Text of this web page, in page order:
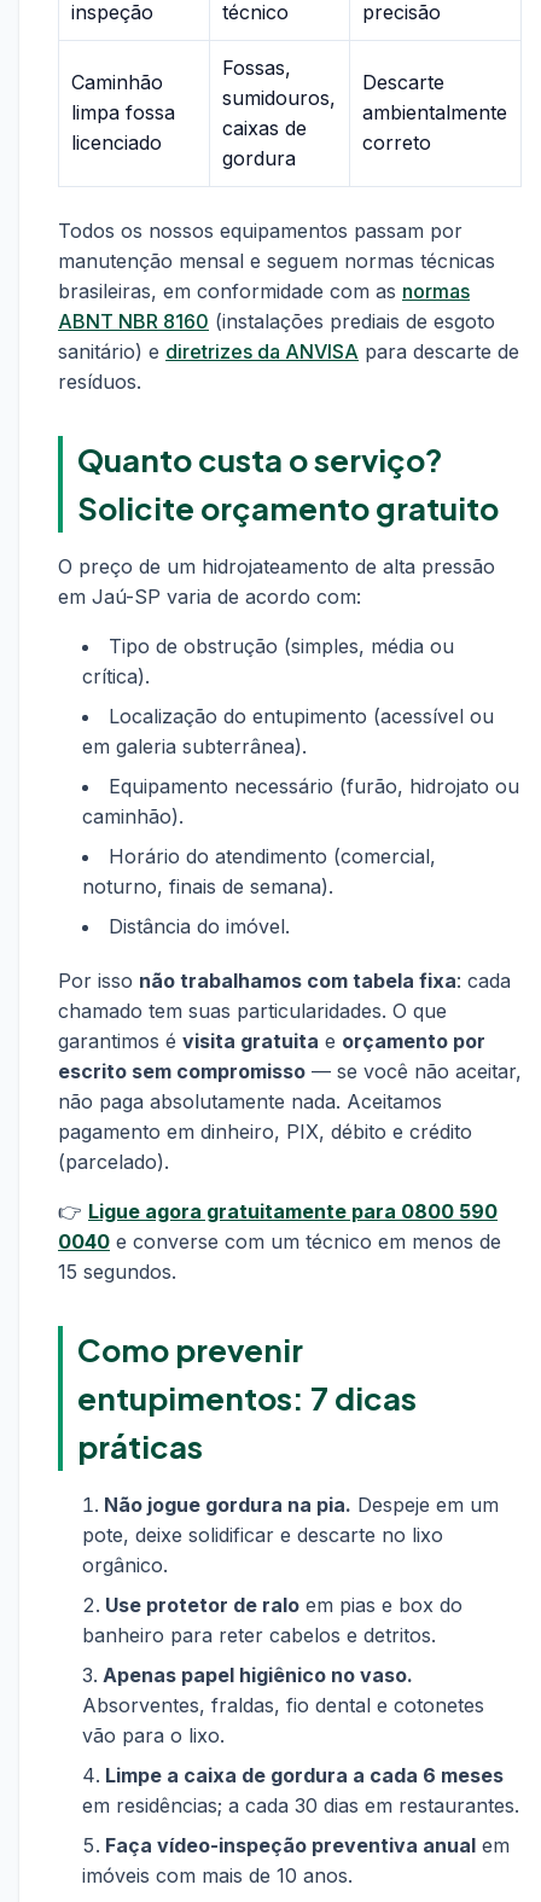
inspeção técnico precisão
Caminhão
limpa fossa
licenciado
Fossas,
sumidouros,
caixas de
gordura
Descarte
ambientalmente
correto
Todos os nossos equipamentos passam por
manutenção mensal e seguem normas técnicas
brasileiras, em conformidade com as normas
ABNT NBR 8160 (instalações prediais de esgoto
sanitário) e diretrizes da ANVISA para descarte de
resíduos.
Quanto custa o serviço?
Solicite orçamento gratuito
O preço de um hidrojateamento de alta pressão
em Jaú-SP varia de acordo com:
Tipo de obstrução (simples, média ou
crítica).
Localização do entupimento (acessível ou
em galeria subterrânea).
Equipamento necessário (furão, hidrojato ou
caminhão).
Horário do atendimento (comercial,
noturno, finais de semana).
Distância do imóvel.
Por isso não trabalhamos com tabela fixa: cada
chamado tem suas particularidades. O que
garantimos é visita gratuita e orçamento por
escrito sem compromisso — se você não aceitar,
não paga absolutamente nada. Aceitamos
pagamento em dinheiro, PIX, débito e crédito
(parcelado).
👉 Ligue agora gratuitamente para 0800 590
0040 e converse com um técnico em menos de
15 segundos.
Como prevenir
entupimentos: 7 dicas
práticas
Não jogue gordura na pia. Despeje em um
pote, deixe solidificar e descarte no lixo
orgânico.
Use protetor de ralo em pias e box do
banheiro para reter cabelos e detritos.
Apenas papel higiênico no vaso.
Absorventes, fraldas, fio dental e cotonetes
vão para o lixo.
Limpe a caixa de gordura a cada 6 meses
em residências; a cada 30 dias em restaurantes.
Faça vídeo-inspeção preventiva anual em
imóveis com mais de 10 anos.